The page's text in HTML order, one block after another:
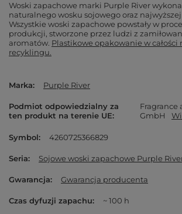
Woski zapachowe marki Purple River
naturalnego wosku sojowego oraz
Wszystkie woski zapachowe powstały w
produkcji, stworzone przez ludzi z
aromatów. Plastikowe opakowanie w całości
recyklingu.
Marka Purple River
Podmiot odpowiedzialny za
ten produkt na terenie UE
Fragrance
GmbH
Symbol 4260725366829
Seria Sojowe woski zapachowe Purple
Gwarancja Gwarancja producenta
Czas dyfuzji zapachu ~ 100 h